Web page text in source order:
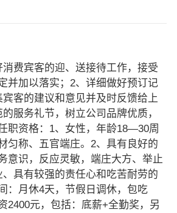
费宾客的迎、送接待工作，接受
并加以落实；2、详细做好预订记
客的建议和意见并及时反馈给上
服务礼节，树立公司品牌优质，
职资格：1、女性，年龄18—30周
匀称、五官端庄。2、具有良好的
意识，反应灵敏，端庄大方、举止
具有较强的责任心和吃苦耐劳的
：月休4天，节假日调休，包吃
2400元，包括：底薪+全勤奖，另